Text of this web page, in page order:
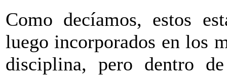
Como decíamos, estos
luego incorporados en los
disciplina, pero dentro